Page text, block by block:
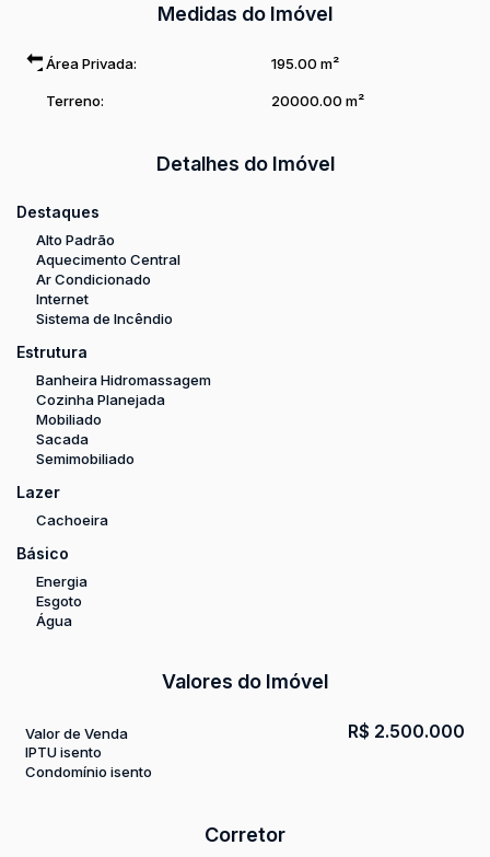
Medidas do Imóvel
Área Privada: 195.00 m²
Terreno: 20000.00 m²
Detalhes do Imóvel
Destaques
Alto Padrão
Aquecimento Central
Ar Condicionado
Internet
Sistema de Incêndio
Estrutura
Banheira Hidromassagem
Cozinha Planejada
Mobiliado
Sacada
Semimobiliado
Lazer
Cachoeira
Básico
Energia
Esgoto
Água
Valores do Imóvel
R$ 2.500.000
Valor de Venda
IPTU isento
Condomínio isento
Corretor